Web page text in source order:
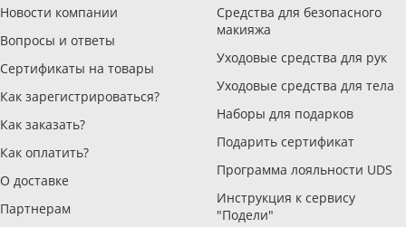
Новости компании
Вопросы и ответы
Сертификаты на товары
Как зарегистрироваться?
Как заказать?
Как оплатить?
О доставке
Партнерам
Средства для безопасного
макияжа
Уходовые средства для рук
Уходовые средства для тела
Наборы для подарков
Подарить сертификат
Программа лояльности UDS
Инструкция к сервису
"Подели"